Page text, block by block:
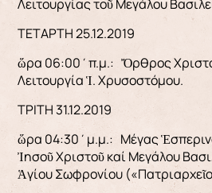
Λειτουργίας τοῦ Μεγάλου
ΤΕΤΑΡΤΗ 25.12.2019
ὥρα 06:00΄π.μ.: Ὄρθρος
Λειτουργία Ἱ. Χρυσοστόμου.
ΤΡΙΤΗ 31.12.2019
ὥρα 04:30΄μ.μ.: Μέγας
Ἰησοῦ Χριστοῦ καί Μεγάλου
Ἁγίου Σωφρονίου